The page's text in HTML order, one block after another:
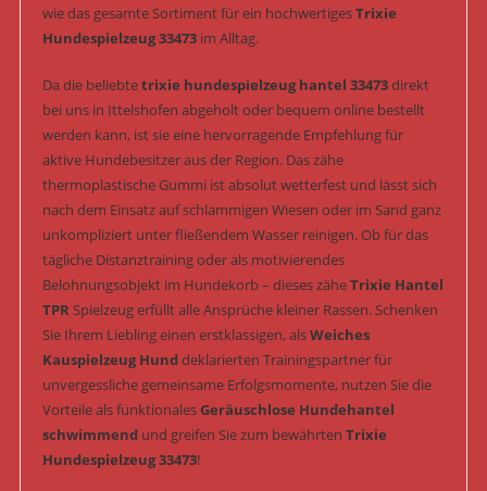
wie das gesamte Sortiment für ein hochwertigesTrixie
Hundespielzeug 33473im Alltag.
Da die beliebtetrixie hundespielzeug hantel 33473direkt
bei uns in Ittelshofen abgeholt oder bequem online bestellt
werden kann, ist sie eine hervorragende Empfehlung für
aktive Hundebesitzer aus der Region. Das zähe
thermoplastische Gummi ist absolut wetterfest und lässt sich
nach dem Einsatz auf schlammigen Wiesen oder im Sand ganz
unkompliziert unter fließendem Wasser reinigen. Ob für das
tägliche Distanztraining oder als motivierendes
Belohnungsobjekt im Hundekorb – dieses zäheTrixie Hantel
TPRSpielzeug erfüllt alle Ansprüche kleiner Rassen. Schenken
Sie Ihrem Liebling einen erstklassigen, alsWeiches
Kauspielzeug Hunddeklarierten Trainingspartner für
unvergessliche gemeinsame Erfolgsmomente, nutzen Sie die
Vorteile als funktionalesGeräuschlose Hundehantel
schwimmendund greifen Sie zum bewährten Trixie
Hundespielzeug 33473!